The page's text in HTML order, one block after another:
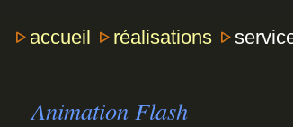
accueil réalisations
Animation Flash